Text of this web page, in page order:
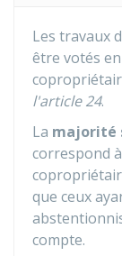
Les travaux
être votés
l'article 24.
La majorité
correspond
que ceux
compte.